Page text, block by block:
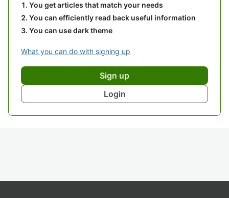
You get articles that match your needs
You can efficiently read back useful information
You can use dark theme
What you can do with signing up
Sign up
Login